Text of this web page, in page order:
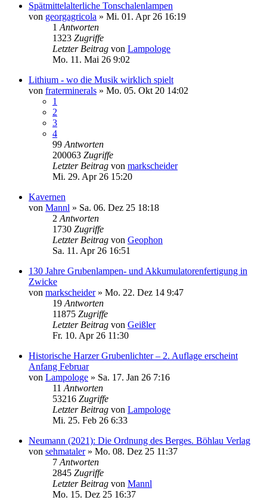
Spätmittelalterliche Tonschalenlampen
von georgagricola » Mi. 01. Apr 26 16:19
1 Antworten
1323 Zugriffe
Letzter Beitrag von Lampologe
Mo. 11. Mai 26 9:02
Lithium - wo die Musik wirklich spielt
von fraterminerals » Mo. 05. Okt 20 14:02
1
2
3
4
99 Antworten
200063 Zugriffe
Letzter Beitrag von markscheider
Mi. 29. Apr 26 15:20
Kavernen
von Mannl » Sa. 06. Dez 25 18:18
2 Antworten
1730 Zugriffe
Letzter Beitrag von Geophon
Sa. 11. Apr 26 16:51
130 Jahre Grubenlampen- und Akkumulatorenfertigung in
Zwicke
von markscheider» Mo. 22. Dez 14 9:47
19 Antworten
11875 Zugriffe
Letzter Beitrag von Geißler
Fr. 10. Apr 26 11:30
Historische Harzer Grubenlichter – 2. Auflage erscheint
Anfang Februar
von Lampologe » Sa. 17. Jan 26 7:16
11 Antworten
53216 Zugriffe
Letzter Beitrag von Lampologe
Mi. 25. Feb 26 6:33
Neumann (2021): Die Ordnung des Berges. Böhlau Verlag
von sehmataler» Mo. 08. Dez 25 11:37
7 Antworten
2845 Zugriffe
Letzter Beitrag von Mannl
Mo. 15. Dez 25 16:37